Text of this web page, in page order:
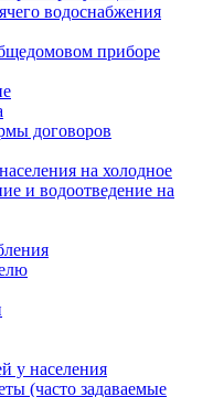
водоснабжения
приборе
договоров
на холодное
и водоотведение на
у населения
(часто задаваемые